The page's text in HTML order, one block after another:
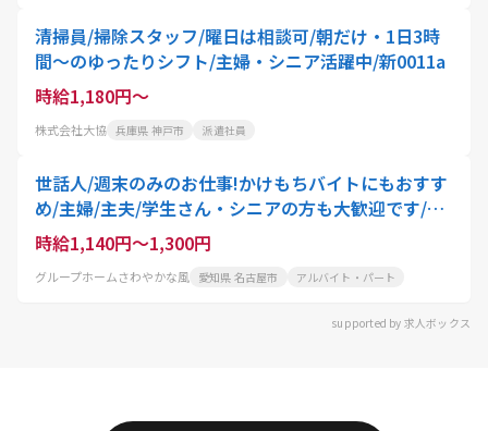
清掃員/掃除スタッフ/曜日は相談可/朝だけ・1日3時
間〜のゆったりシフト/主婦・シニア活躍中/新0011a
時給1,180円～
株式会社大協 兵庫県 神戸市 派遣社員
世話人/週末のみのお仕事!かけもちバイトにもおすす
め/主婦/主夫/学生さん・シニアの方も大歓迎です/障
がい福祉の経験は不問!
時給1,140円～1,300円
グループホームさわやかな風 愛知県 名古屋市 アルバイト・パート
supported by 求人ボックス